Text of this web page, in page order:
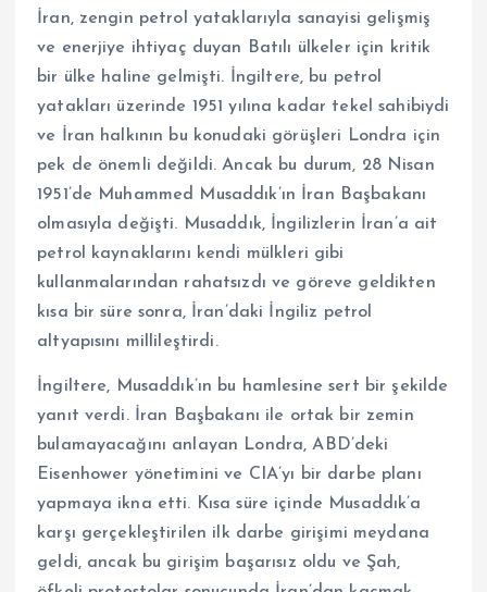
İran, zengin petrol yataklarıyla sanayisi gelişmiş
ve enerjiye ihtiyaç duyan Batılı ülkeler için kritik
bir ülke haline gelmişti. İngiltere, bu petrol
yatakları üzerinde 1951 yılına kadar tekel sahibiydi
ve İran halkının bu konudaki görüşleri Londra için
pek de önemli değildi. Ancak bu durum, 28 Nisan
1951’de Muhammed Musaddık’ın İran Başbakanı
olmasıyla değişti. Musaddık, İngilizlerin İran’a ait
petrol kaynaklarını kendi mülkleri gibi
kullanmalarından rahatsızdı ve göreve geldikten
kısa bir süre sonra, İran’daki İngiliz petrol
altyapısını millileştirdi.
İngiltere, Musaddık’ın bu hamlesine sert bir şekilde
yanıt verdi. İran Başbakanı ile ortak bir zemin
bulamayacağını anlayan Londra, ABD’deki
Eisenhower yönetimini ve CIA’yı bir darbe planı
yapmaya ikna etti. Kısa süre içinde Musaddık’a
karşı gerçekleştirilen ilk darbe girişimi meydana
geldi, ancak bu girişim başarısız oldu ve Şah,